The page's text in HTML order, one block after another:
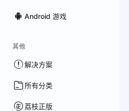
Android 游戏
其他
解决方案
所有分类
荔枝正版